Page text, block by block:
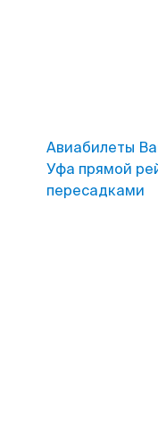
Авиабилеты
Уфа прямой
пересадками